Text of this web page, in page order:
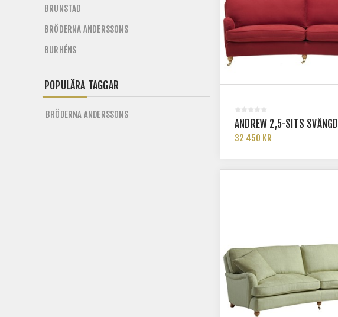
ANDREW 2,5-SITS SVÄNGD
32 450 KR
BRUNSTAD
BRÖDERNA ANDERSSONS
BURHÉNS
POPULÄRA TAGGAR
BRÖDERNA ANDERSSONS